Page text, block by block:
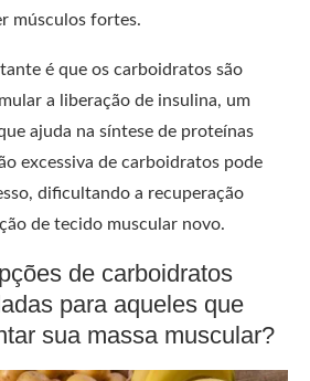
músculos fortes.
é que os carboidratos são
a liberação de insulina, um
ajuda na síntese de proteínas
excessiva de carboidratos pode
dificultando a recuperação
de tecido muscular novo.
de carboidratos
para aqueles que
sua massa muscular?